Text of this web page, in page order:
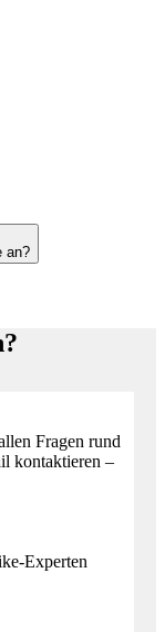
an?
Fragen rund
kontaktieren –
Experten